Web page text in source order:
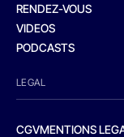
RENDEZ-VOUS
VIDEOS
PODCASTS
LEGAL
CGVMENTIONS